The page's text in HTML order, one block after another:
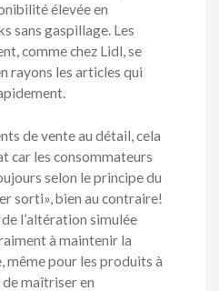
élevée en
sans gaspillage. Les
comme chez Lidl, se
rayons les articles qui
de vente au détail, cela
car les consommateurs
selon le principe du
sorti», bien au contraire!
l’altération simulée
à maintenir la
pour les produits à
maîtriser en